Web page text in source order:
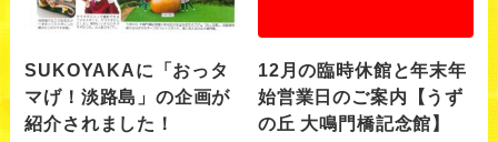
SUKOYAKAに「おっタ
マげ！淡路島」の企画が
紹介されました！
12月の臨時休館と年末年
始営業日のご案内【うず
の丘 大鳴門橋記念館】